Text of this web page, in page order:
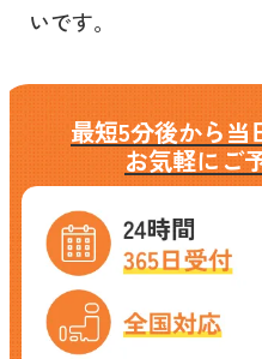
いです。
最短5分後から当
お気軽にご